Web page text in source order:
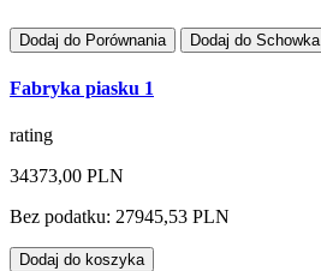
Dodaj do Porównania Dodaj do Schowka
Fabryka piasku 1
rating
34373,00 PLN
Bez podatku: 27945,53 PLN
Dodaj do koszyka